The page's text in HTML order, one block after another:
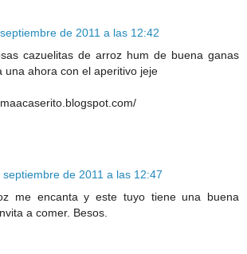
de 2011 a las 12:42
cazuelitas de arroz hum de buena ganas
una ahora con el aperitivo jeje
septiembre de 2011 a las 12:47
me encanta y este tuyo tiene una buena
a comer. Besos.